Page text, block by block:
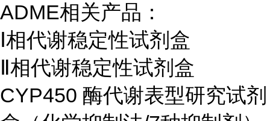
ADME相关产品：
Ⅰ相代谢稳定性试剂盒
Ⅱ相代谢稳定性试剂盒
CYP450 酶代谢表型研究试剂